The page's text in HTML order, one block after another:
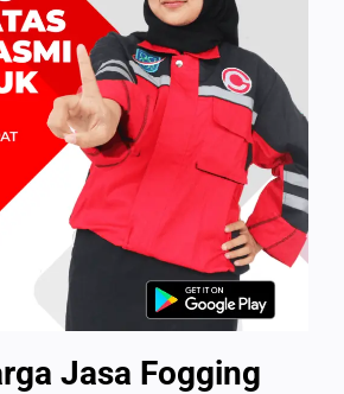
Jasa Fogging